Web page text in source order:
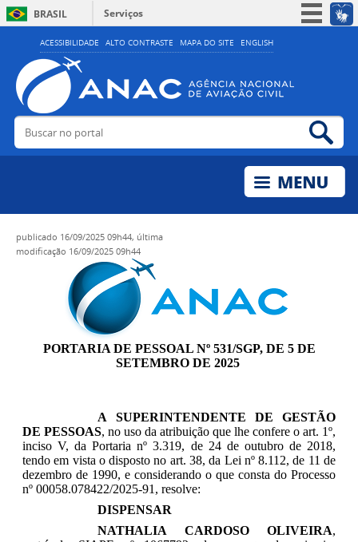
ACESSIBILIDADE ALTO CONTRASTE MAPA DO SITE ENGLISH
BRASIL
Serviços
Simplifique!
Acesso à informação
Legislação
Buscar no portal
publicado 16/09/2025 09h44, última
modificação 16/09/2025 09h44
PORTARIA DE PESSOAL Nº 531/SGP, DE 5 DE
SETEMBRO DE 2025
A SUPERINTENDENTE DE GESTÃO
DE PESSOAS, no uso da atribuição que lhe confere o art. 1º,
inciso V, da Portaria nº 3.319, de 24 de outubro de 2018,
tendo em vista o disposto no art. 38, da Lei nº 8.112, de 11 de
dezembro de 1990, e considerando o que consta do Processo
nº 00058.078422/2025-91, resolve:
DISPENSAR
NATHALIA CARDOSO OLIVEIRA,